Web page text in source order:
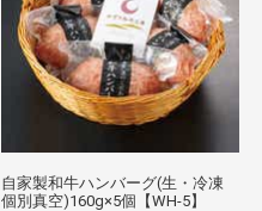
自家製和牛ハンバーグ(生・冷凍
個別真空)160g×5個【WH-5】